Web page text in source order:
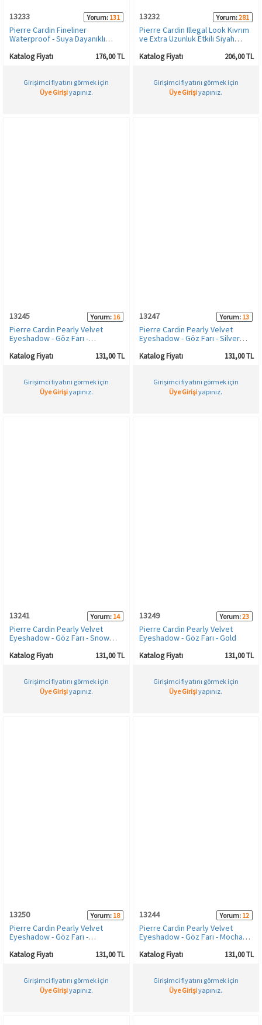
13233 Yorum: 131
Pierre Cardin Fineliner
Waterproof - Suya Dayanıklı
Katalog Fiyatı 176,00 TL
Girişimci fiyatını görmek için
Üye Girişiyapınız.
13232 Yorum:281
Pierre Cardin Illegal Look Kıvrım
ve Extra Uzunluk Etkili Siyah
Katalog Fiyatı 206,00 TL
Girişimci fiyatını görmek için
Üye Girişiyapınız.
13245 Yorum: 16
Pierre Cardin Pearly Velvet
Eyeshadow - Göz Farı -
Katalog Fiyatı 131,00 TL
Girişimci fiyatını görmek için
Üye Girişiyapınız.
13247 Yorum: 13
Pierre Cardin Pearly Velvet
Eyeshadow - Göz Farı - Silver
Katalog Fiyatı 131,00 TL
Girişimci fiyatını görmek için
Üye Girişiyapınız.
13241 Yorum: 14
Pierre Cardin Pearly Velvet
Eyeshadow - Göz Farı - Snow
Katalog Fiyatı 131,00 TL
Girişimci fiyatını görmek için
Üye Girişiyapınız.
13249 Yorum:23
Pierre Cardin Pearly Velvet
Eyeshadow - Göz Farı - Gold
Katalog Fiyatı 131,00 TL
Girişimci fiyatını görmek için
Üye Girişiyapınız.
13250 Yorum: 18
Pierre Cardin Pearly Velvet
Eyeshadow - Göz Farı -
Katalog Fiyatı 131,00 TL
Girişimci fiyatını görmek için
Üye Girişiyapınız.
13244 Yorum: 12
Pierre Cardin Pearly Velvet
Eyeshadow - Göz Farı - Mocha
Katalog Fiyatı 131,00 TL
Girişimci fiyatını görmek için
Üye Girişiyapınız.